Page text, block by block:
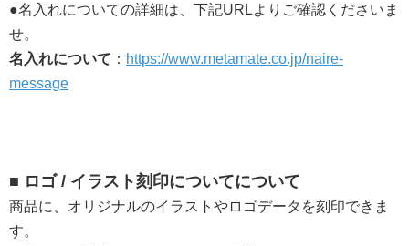
●名入れについての詳細は、下記URLよりご確認くださいま
せ。
名入れについて ： https://www.metamate.co.jp/naire-
message
■ ロゴ / イラスト刻印についてについて
商品に、オリジナルのイラストやロゴデータを刻印できま
す。